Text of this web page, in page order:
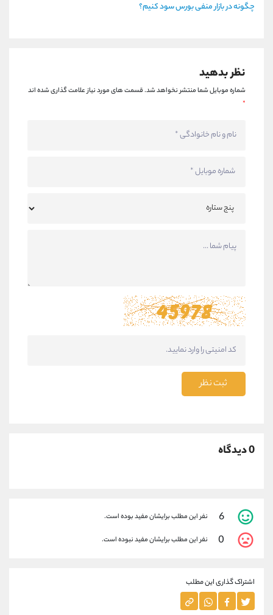
چگونه در بازار منفی بورس سود کنیم؟
نظر بدهید
شماره موبایل شما منتشر نخواهد شد.قسمت های مورد نیاز علامت گذاری شده اند
*
ثبت نظر
0 دیدگاه
6 نفر این مطلب برایشان مفید بوده است.
0 نفر این مطلب برایشان مفید نبوده است.
اشتراک گذاری این مطلب